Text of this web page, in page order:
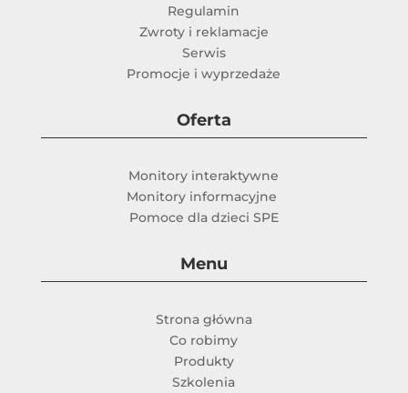
Regulamin
Zwroty i reklamacje
Serwis
Promocje i wyprzedaże
Oferta
Monitory interaktywne
Monitory informacyjne
Pomoce dla dzieci SPE
Menu
Strona główna
Co robimy
Produkty
Szkolenia